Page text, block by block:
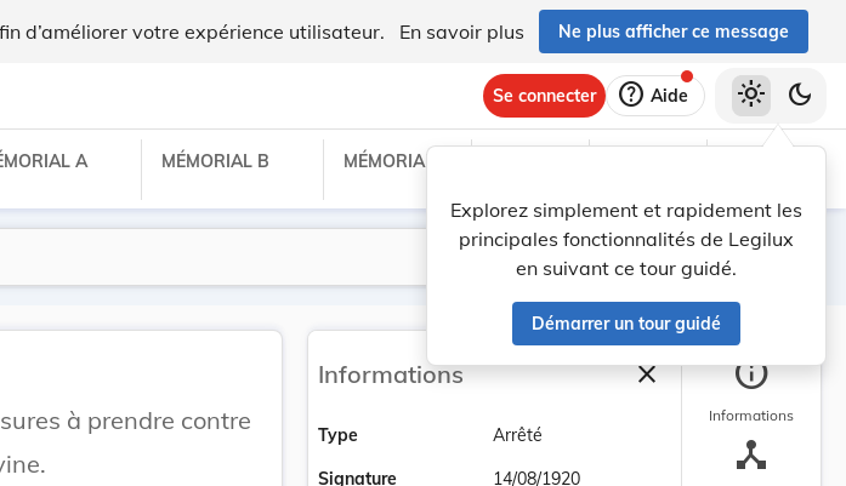
d’améliorer votre expérience utilisateur. En savoir plus Ne plus afficher ce message
Se connecter help Aide
Explorez simplement et rapidement les
principales fonctionnalités de Legilux
en suivant ce tour guidé.
Démarrer un tour guidé
light_mode dark_mode
A MÉMORIAL B MÉMORIAL C
Lancer la recherche
Filtres
à prendre contre
Informations closeFermer la barre
Type
Arrêté
Signature
14/08/1920
info
Informations
device_hub